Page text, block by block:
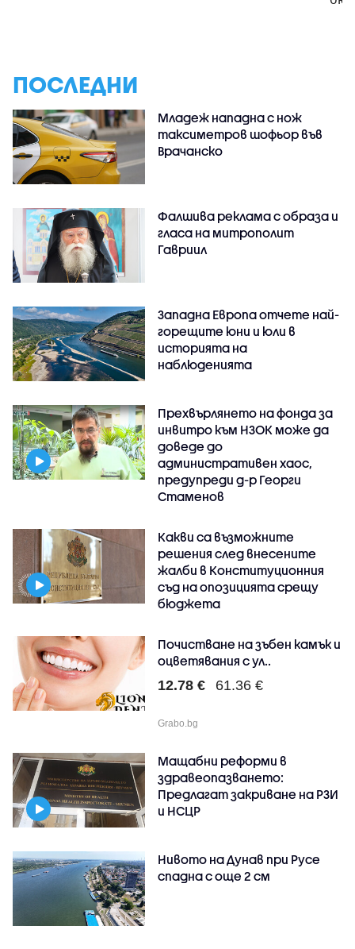
ПОСЛЕДНИ
Младеж нападна с нож
таксиметров шофьор във
Врачанско
Фалшива реклама с образа и
гласа на митрополит
Гавриил
Западна Европа отчете най-
горещите юни и юли в
историята на
наблюденията
Прехвърлянето на фонда за
инвитро към НЗОК може да
доведе до
административен хаос,
предупреди д-р Георги
Стаменов
Какви са възможните
решения след внесените
жалби в Конституционния
съд на опозицията срещу
бюджета
Почистване на зъбен камък и
оцветявания с ул..
12.78 € 61.36 €
Grabo.bg
Мащабни реформи в
здравеопазването:
Предлагат закриване на РЗИ
и НСЦР
Нивото на Дунав при Русе
спадна с още 2 см